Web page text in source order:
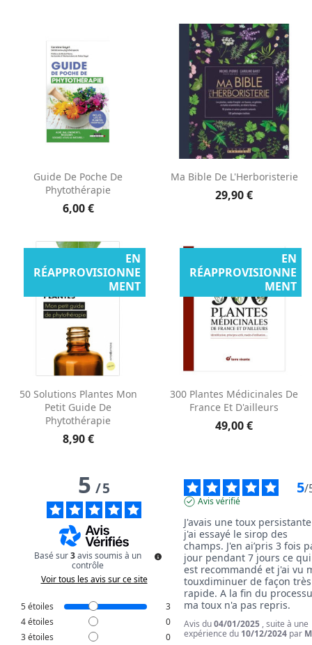
Guide De Poche De
Phytothérapie
6,00 €
Ma Bible De L'Herboristerie
29,90 €
50 Solutions Plantes Mon
Petit Guide De
Phytothérapie
8,90 €
EN
RÉAPPROVISIONNE
MENT
300 Plantes Médicinales De
France Et D'ailleurs
49,00 €
EN
RÉAPPROVISIONNE
MENT
5/5
Basé sur3avis soumis à un
contrôle
Voir tous les avis sur ce site
5étoiles
3
4étoiles
0
3étoiles
0
5/
Avis vérifié
J'avais une toux
j'ai essayé le sirop des
champs. J'en ai’pris 3 fois
jour pendant 7 jours ce qui
est recommandé et j'ai vu
touxdiminuer de façon très
rapide. A la fin du
ma toux n'a pas repris.
Avis du04/01/2025 , suite à une
expérience du 10/12/2024 par